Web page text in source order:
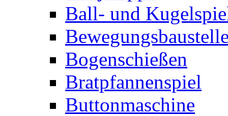
Ball- und
Bogenschießen
Bratpfannenspiel
Buttonmaschine